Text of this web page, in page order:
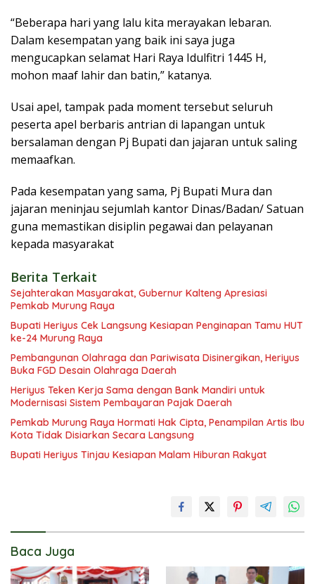
“Beberapa hari yang lalu kita merayakan lebaran.
Dalam kesempatan yang baik ini saya juga
mengucapkan selamat Hari Raya Idulfitri 1445 H,
mohon maaf lahir dan batin,” katanya.
Usai apel, tampak pada moment tersebut seluruh
peserta apel berbaris antrian di lapangan untuk
bersalaman dengan Pj Bupati dan jajaran untuk saling
memaafkan.
Pada kesempatan yang sama, Pj Bupati Mura dan
jajaran meninjau sejumlah kantor Dinas/Badan/ Satuan
guna memastikan disiplin pegawai dan pelayanan
kepada masyarakat
Berita Terkait
Sejahterakan Masyarakat, Gubernur Kalteng Apresiasi
Pemkab Murung Raya
Bupati Heriyus Cek Langsung Kesiapan Penginapan Tamu HUT
ke-24 Murung Raya
Pembangunan Olahraga dan Pariwisata Disinergikan, Heriyus
Buka FGD Desain Olahraga Daerah
Heriyus Teken Kerja Sama dengan Bank Mandiri untuk
Modernisasi Sistem Pembayaran Pajak Daerah
Pemkab Murung Raya Hormati Hak Cipta, Penampilan Artis Ibu
Kota Tidak Disiarkan Secara Langsung
Bupati Heriyus Tinjau Kesiapan Malam Hiburan Rakyat
Baca Juga